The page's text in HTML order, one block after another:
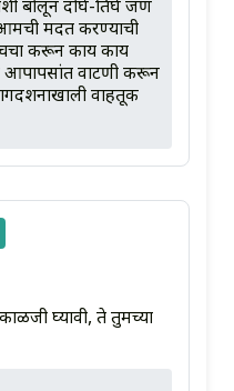
बोलून दोघे-तिघे जण
मदत करण्याची
करून काय काय
आपापसांत वाटणी करून
वाहतूक
घ्यावी, ते तुमच्या